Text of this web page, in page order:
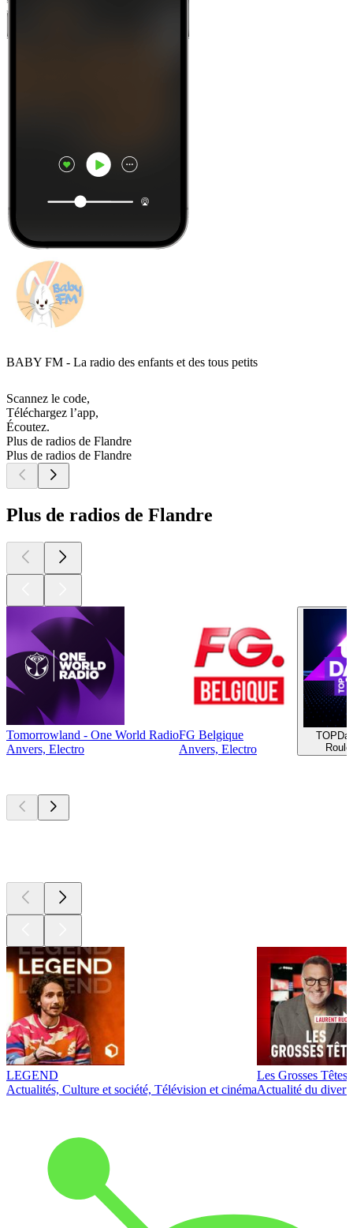
BABY FM - La radio des enfants et des tous petits
Scannez le code,
Téléchargez l’app,
Écoutez.
Plus de radios de Flandre
Plus de radios de Flandre
Plus de radios de Flandre
Tomorrowland - One World Radio
Anvers, Electro
FG Belgique
Anvers, Electro
LEGEND
Actualités, Culture et société, Télévision et cinéma
Les Grosses Têtes
Actualité du